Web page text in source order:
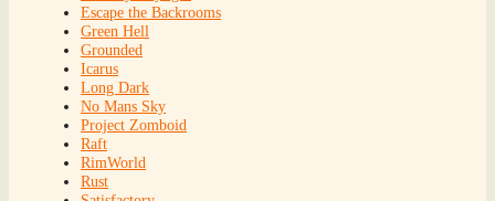
Escape the Backrooms
Green Hell
Grounded
Icarus
Long Dark
No Mans Sky
Project Zomboid
Raft
RimWorld
Rust